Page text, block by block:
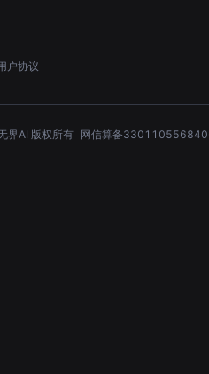
户协议
界AI 版权所有 网信算备